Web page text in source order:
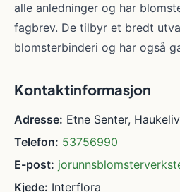
alle anledninger og har
fagbrev. De tilbyr et bredt
blomsterbinderi og har også
Kontaktinformasjon
Adresse: Etne Senter,
Telefon: 53756990
E-post:
Kjede: Interflora